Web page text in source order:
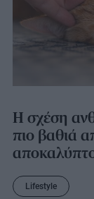
Η σχέση
πιο βαθιά
Lifestyle